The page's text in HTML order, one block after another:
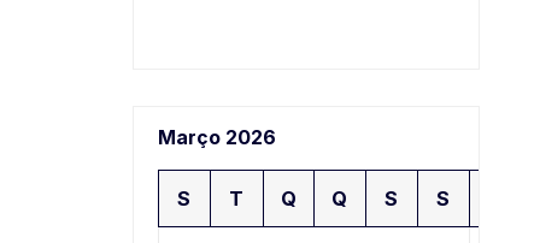
Março 2026
S T Q Q S S